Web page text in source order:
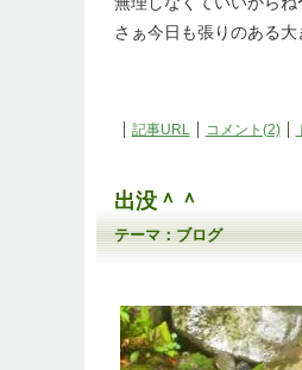
さぁ今日も張りのある
記事URL コメント(2)
出没＾＾
テーマ：ブログ